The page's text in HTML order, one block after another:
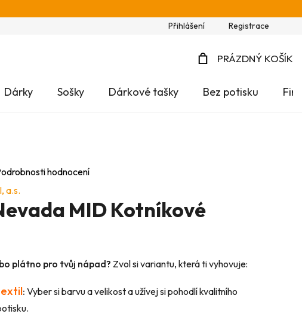
Přihlášení Registrace
PRÁZDNÝ KOŠÍK
Dárky Sošky Dárkové tašky Bez potisku
hodnocení
a.s.
MID Kotníkové
plátno pro tvůj nápad? Zvol si variantu, která ti vyhovuje:
: Vyber si barvu a velikost a užívej si pohodlí kvalitního